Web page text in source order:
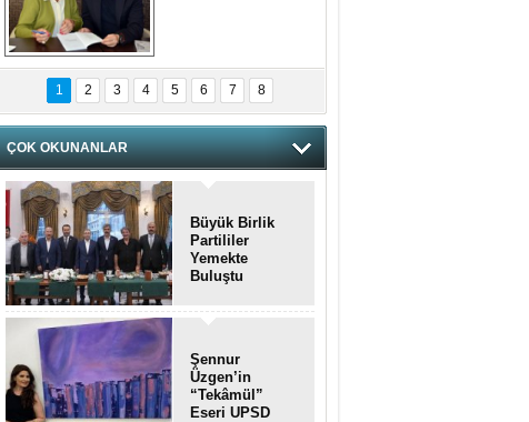
hnzzzna
1 2 3 4 5 6 7 8
ÇOK OKUNANLAR
Büyük Birlik
Partililer
Yemekte
Buluştu
Şennur
Üzgen’in
“Tekâmül”
Eseri UPSD